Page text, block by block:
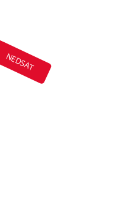
NEDSAT